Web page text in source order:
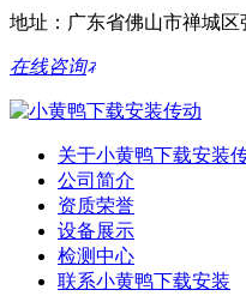
地址：广东省佛山市禅城
在线咨询
关于小黄鸭下载安装
公司简介
资质荣誉
设备展示
检测中心
联系小黄鸭下载安装